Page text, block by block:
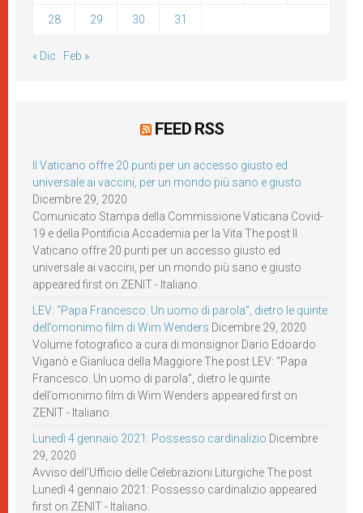
28 29 30 31
« Dic Feb »
FEED RSS
Il Vaticano offre 20 punti per un accesso giusto ed
universale ai vaccini, per un mondo più sano e giusto
Dicembre 29, 2020
Comunicato Stampa della Commissione Vaticana Covid-
19 e della Pontificia Accademia per la Vita The post Il
Vaticano offre 20 punti per un accesso giusto ed
universale ai vaccini, per un mondo più sano e giusto
appeared first on ZENIT - Italiano.
LEV: “Papa Francesco. Un uomo di parola”, dietro le quinte
dell’omonimo film di Wim Wenders Dicembre 29, 2020
Volume fotografico a cura di monsignor Dario Edoardo
Viganò e Gianluca della Maggiore The post LEV: “Papa
Francesco. Un uomo di parola”, dietro le quinte
dell’omonimo film di Wim Wenders appeared first on
ZENIT - Italiano.
Lunedì 4 gennaio 2021: Possesso cardinalizio Dicembre
29, 2020
Avviso dell’Ufficio delle Celebrazioni Liturgiche The post
Lunedì 4 gennaio 2021: Possesso cardinalizio appeared
first on ZENIT - Italiano.